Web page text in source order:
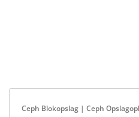
Ceph Blokopslag | Ceph